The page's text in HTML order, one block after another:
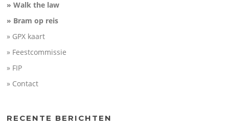
» Walk the law
» Bram op reis
» GPX kaart
» Feestcommissie
» FIP
» Contact
RECENTE BERICHTEN